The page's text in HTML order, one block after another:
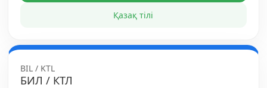
Қазақ тілі
BIL / KTL
БИЛ / КТЛ